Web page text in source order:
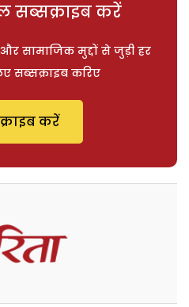
सब्सक्राइब करें
सामाजिक मुद्दों से जुड़ी हर
सब्सक्राइब करिए
करें